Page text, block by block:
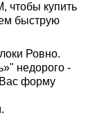
купить
быструю
Ровно.
недорого -
форму